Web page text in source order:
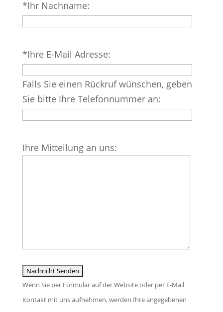
Feld
leer.
*Ihr Nachname:
lasse
dieses
Feld
leer.
*Ihre E-Mail Adresse:
Falls Sie einen Rückruf wünschen, geben
Sie bitte Ihre Telefonnummer an:
lasse
Ihre Mitteilung an uns:
Wenn Sie per Formular auf der Website oder per E-Mail
Kontakt mit uns aufnehmen, werden Ihre angegebenen